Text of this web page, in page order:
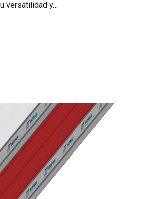
versatilidad y…